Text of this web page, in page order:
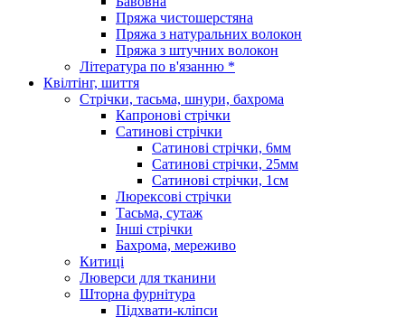
Пряжа чистошерстяна
Пряжа з натуральних волокон
Пряжа з штучних волокон
Література по в'язанню *
Квілтінг, шиття
Стрічки, тасьма, шнури, бахрома
Капронові стрічки
Сатинові стрічки
Сатинові стрічки, 6мм
Сатинові стрічки, 25мм
Сатинові стрічки, 1см
Люрексові стрічки
Тасьма, сутаж
Інші стрічки
Бахрома, мереживо
Китиці
Люверси для тканини
Шторна фурнітура
Підхвати-кліпси